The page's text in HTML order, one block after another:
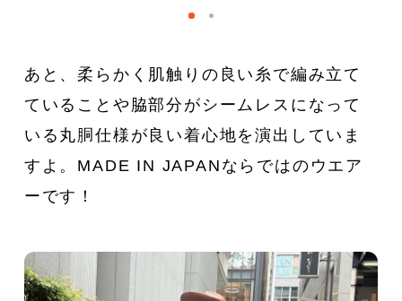
あと、柔らかく肌触りの良い糸で編み立て
ていることや脇部分がシームレスになって
いる丸胴仕様が良い着心地を演出していま
すよ。MADE IN JAPANならではのウエア
ーです！